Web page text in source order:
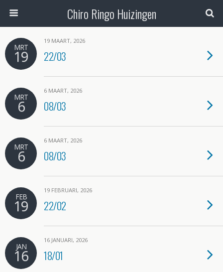
Chiro Ringo Huizingen
MRT
19
19 MAART, 2026
22/03
MRT
6
6 MAART, 2026
08/03
MRT
6
6 MAART, 2026
08/03
FEB
19
19 FEBRUARI, 2026
22/02
JAN
16
16 JANUARI, 2026
18/01